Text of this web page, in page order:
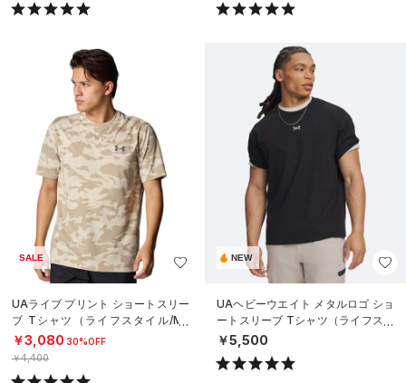
SALE
UAライブ プリント ショートスリー
ブ Tシャツ（ライフスタイル/ME
N）
￥3,080 30%OFF
￥4,400
NEW
UAヘビーウエイト メタルロゴ ショ
ートスリーブ Tシャツ（ライフスタ
イル/MEN）
￥5,500